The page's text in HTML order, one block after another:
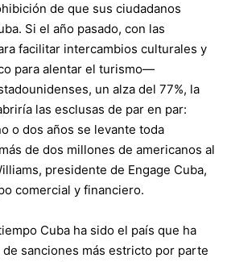
de que sus ciudadanos
Si el año pasado, con las
facilitar intercambios culturales y
para alentar el turismo—
un alza del 77%, la
las esclusas de par en par:
o dos años se levante toda
de dos millones de americanos al
presidente de Engage Cuba,
comercial y financiero.
Cuba ha sido el país que ha
sanciones más estricto por parte